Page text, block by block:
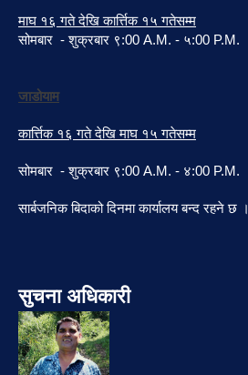
माघ १६ गते देखि कार्त्तिक १५ गतेसम्म
सोमबार - शुक्रबार ९:00 A.M. - ५:00 P.M.
जाडोयाम
कार्त्तिक १६ गते देखि माघ १५ गतेसम्म
सोमबार - शुक्रबार ९:00 A.M. - ४:00 P.M.
सार्बजनिक बिदाको दिनमा कार्यालय बन्द रहने छ ।
सुचना अधिकारी